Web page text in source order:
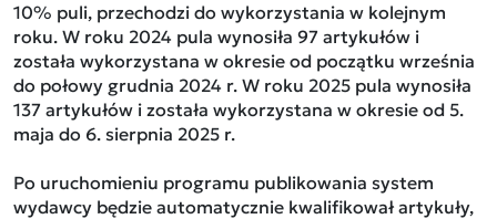
10% puli, przechodzi do wykorzystania w kolejnym
roku. W roku 2024 pula wynosiła 97 artykułów i
została wykorzystana w okresie od początku września
do połowy grudnia 2024 r. W roku 2025 pula wynosiła
137 artykułów i została wykorzystana w okresie od 5.
maja do 6. sierpnia 2025 r.
Po uruchomieniu programu publikowania system
wydawcy będzie automatycznie kwalifikował artykuły,